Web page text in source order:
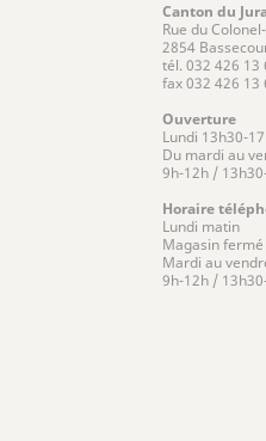
Canton du
Rue du
2854
tél. 032 426 13
fax 032 426 13
Ouverture
Lundi 13h30-
Du mardi au
9h-12h /
Horaire
Lundi matin
Magasin
Mardi au
9h-12h /